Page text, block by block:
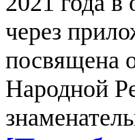
через
посвящена
Народной